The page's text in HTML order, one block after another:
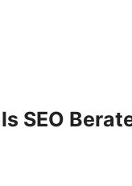
SEO